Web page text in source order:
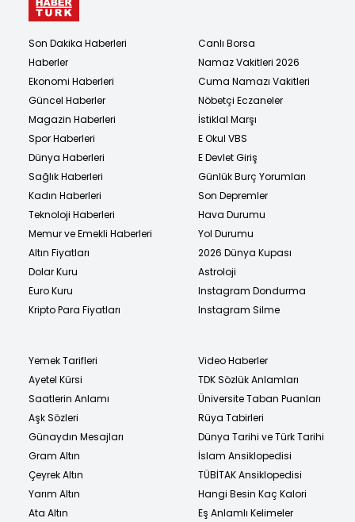
Son Dakika Haberleri
Haberler
Ekonomi Haberleri
Güncel Haberler
Magazin Haberleri
Spor Haberleri
Dünya Haberleri
Sağlık Haberleri
Kadın Haberleri
Teknoloji Haberleri
Memur ve Emekli Haberleri
Altın Fiyatları
Dolar Kuru
Euro Kuru
Kripto Para Fiyatları
Canlı Borsa
Namaz Vakitleri 2026
Cuma Namazı Vakitleri
Nöbetçi Eczaneler
İstiklal Marşı
E Okul VBS
E Devlet Giriş
Günlük Burç Yorumları
Son Depremler
Hava Durumu
Yol Durumu
2026 Dünya Kupası
Astroloji
Instagram Dondurma
Instagram Silme
Yemek Tarifleri
Ayetel Kürsi
Saatlerin Anlamı
Aşk Sözleri
Günaydın Mesajları
Gram Altın
Çeyrek Altın
Yarım Altın
Ata Altın
Video Haberler
TDK Sözlük Anlamları
Üniversite Taban Puanları
Rüya Tabirleri
Dünya Tarihi ve Türk Tarihi
İslam Ansiklopedisi
TÜBİTAK Ansiklopedisi
Hangi Besin Kaç Kalori
Eş Anlamlı Kelimeler